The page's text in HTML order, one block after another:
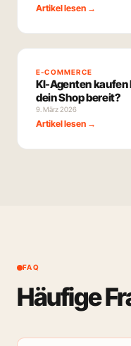
Artikel lesen →
E-COMMERCE
KI-Agenten kaufen
dein Shop bereit?
9. März 2026
Artikel lesen →
FAQ
Häufige